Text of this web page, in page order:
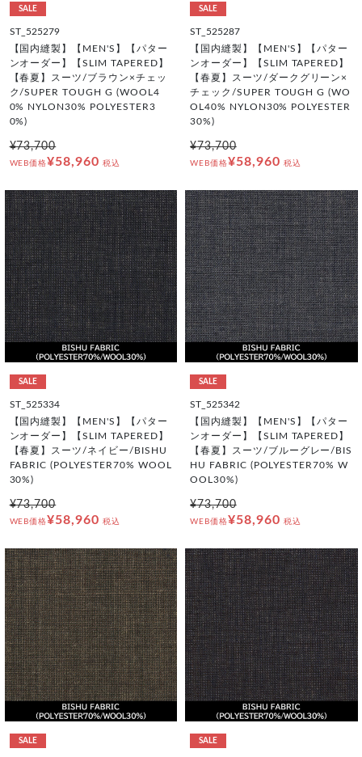
SALE
ST_525279
【国内縫製】【MEN'S】【パター
ンオーダー】【SLIM TAPERED】
【春夏】スーツ/ブラウン×チェッ
ク/SUPER TOUGH G (WOOL4
0% NYLON30% POLYESTER3
0%)
¥73,700
WEB価格¥58,960 税込
SALE
ST_525287
【国内縫製】【MEN'S】【パター
ンオーダー】【SLIM TAPERED】
【春夏】スーツ/ダークグリーン×
チェック/SUPER TOUGH G (WO
OL40% NYLON30% POLYESTER
30%)
¥73,700
WEB価格¥58,960 税込
SALE
ST_525334
【国内縫製】【MEN'S】【パター
ンオーダー】【SLIM TAPERED】
【春夏】スーツ/ネイビー/BISHU
FABRIC (POLYESTER70% WOOL
30%)
¥73,700
WEB価格¥58,960 税込
SALE
ST_525342
【国内縫製】【MEN'S】【パター
ンオーダー】【SLIM TAPERED】
【春夏】スーツ/ブルーグレー/BIS
HU FABRIC (POLYESTER70% W
OOL30%)
¥73,700
WEB価格¥58,960 税込
SALE SALE